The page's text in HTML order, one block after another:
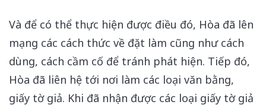
Và để có thể thực hiện được điều đó, Hòa đã lên
mạng các cách thức về đặt làm cũng như cách
dùng, cách cầm cố để tránh phát hiện. Tiếp đó,
Hòa đã liên hệ tới nơi làm các loại văn bằng,
giấy tờ giả. Khi đã nhận được các loại giấy tờ giả